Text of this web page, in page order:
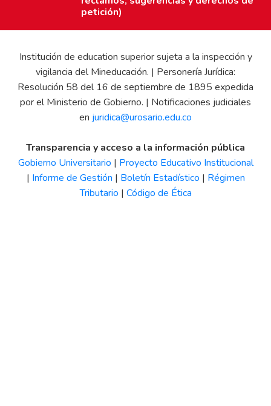
petición)
Institución de education superior sujeta a la inspección y
vigilancia del Mineducación. | Personería Jurídica:
Resolución 58 del 16 de septiembre de 1895 expedida
por el Ministerio de Gobierno. | Notificaciones judiciales
en juridica@urosario.edu.co
Transparencia y acceso a la información pública
Gobierno Universitario | Proyecto Educativo Institucional
| Informe de Gestión | Boletín Estadístico | Régimen
Tributario | Código de Ética